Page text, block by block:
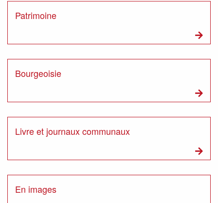
Patrimoine
Bourgeoisie
Livre et journaux communaux
En images